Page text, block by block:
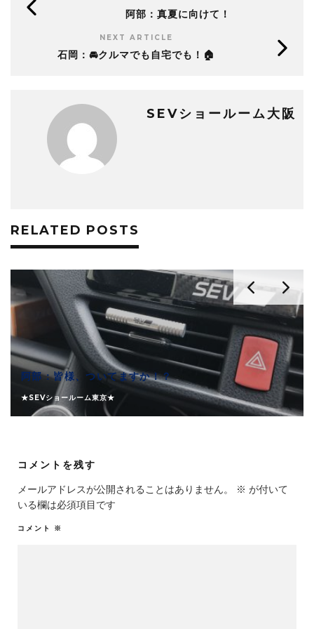
阿部：真夏に向けて！
NEXT ARTICLE
石岡：🚘クルマでも自宅でも！🏠
SEVショールーム大阪
RELATED POSTS
阿部：皆様、ついてますか！？
★SEVショールーム東京★
コメントを残す
メールアドレスが公開されることはありません。 ※ が付いて
いる欄は必須項目です
コメント ※